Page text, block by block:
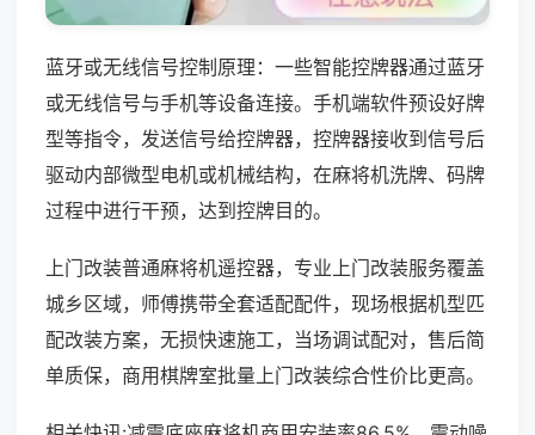
蓝牙或无线信号控制原理：一些智能控牌器通过蓝牙
或无线信号与手机等设备连接。手机端软件预设好牌
型等指令，发送信号给控牌器，控牌器接收到信号后
驱动内部微型电机或机械结构，在麻将机洗牌、码牌
过程中进行干预，达到控牌目的。
上门改装普通麻将机遥控器，专业上门改装服务覆盖
城乡区域，师傅携带全套适配配件，现场根据机型匹
配改装方案，无损快速施工，当场调试配对，售后简
单质保，商用棋牌室批量上门改装综合性价比更高。